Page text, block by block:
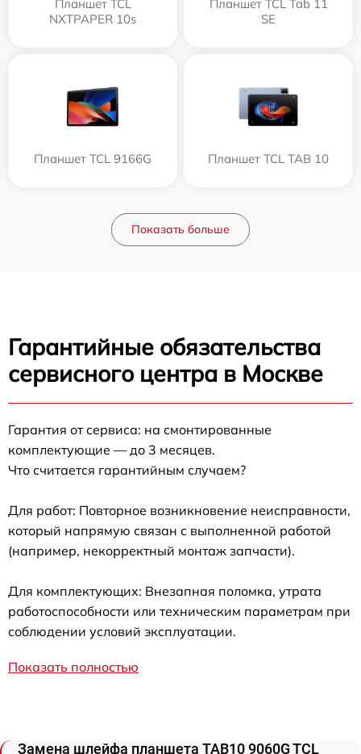
Планшет TCL
NXTPAPER 10s
Планшет TCL Tab 11
SE
Планшет TCL 9166G Планшет TCL TAB 10
Показать больше
Гарантийные обязательства
сервисного центра в Москве
Гарантия от сервиса: на смонтированные
комплектующие — до 3 месяцев.
Что считается гарантийным случаем?
Для работ: Повторное возникновение неисправности,
который напрямую связан с выполненной работой
(например, некорректный монтаж запчасти).
Для комплектующих: Внезапная поломка, утрата
работоспособности или техническим параметрам при
соблюдении условий эксплуатации.
Показать полностью
Замена шлейфа планшета TAB10 9060G TCL